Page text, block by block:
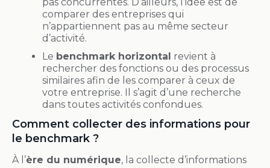
comparer des entreprises qui
n’appartiennent pas au même secteur
d’activité.
Le benchmark horizontal revient à
rechercher des fonctions ou des processus
similaires afin de les comparer à ceux de
votre entreprise. Il s’agit d’une recherche
dans toutes activités confondues.
Comment collecter des informations pour
le benchmark ?
À l’ère du numérique, la collecte d’informations